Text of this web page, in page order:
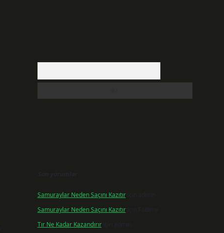
Son yorumlar
Samuraylar Neden Saçını Kazıtıriçin
admin
Samuraylar Neden Saçını Kazıtıriçin
Fadime
Tır Ne Kadar Kazandırıriçin
admin